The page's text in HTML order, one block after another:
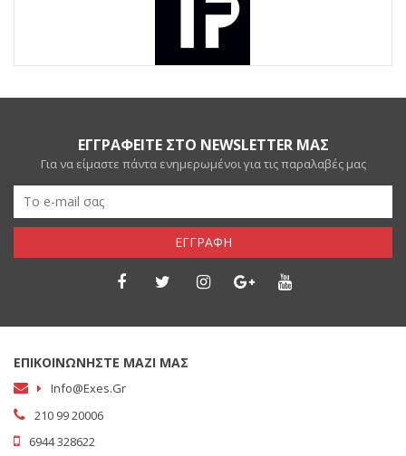
ΕΓΓΡΑΦΕΙΤΕ ΣΤΟ NEWSLETTER ΜΑΣ
Για να είμαστε πάντα ενημερωμένοι για τις παραλαβές μας
ΕΓΓΡΑΦΗ
ΕΠΙΚΟΙΝΩΝΗΣΤΕ ΜΑΖΙ ΜΑΣ
Info@exes.gr
210 99 20006
6944 328622